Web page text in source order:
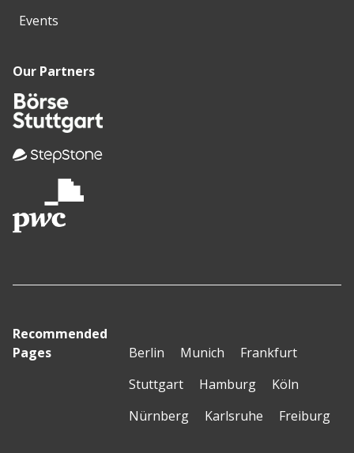
Events
Our Partners
Recommended
Pages
Berlin Munich
Frankfurt
Stuttgart
Hamburg
Köln
Nürnberg
Karlsruhe Freiburg